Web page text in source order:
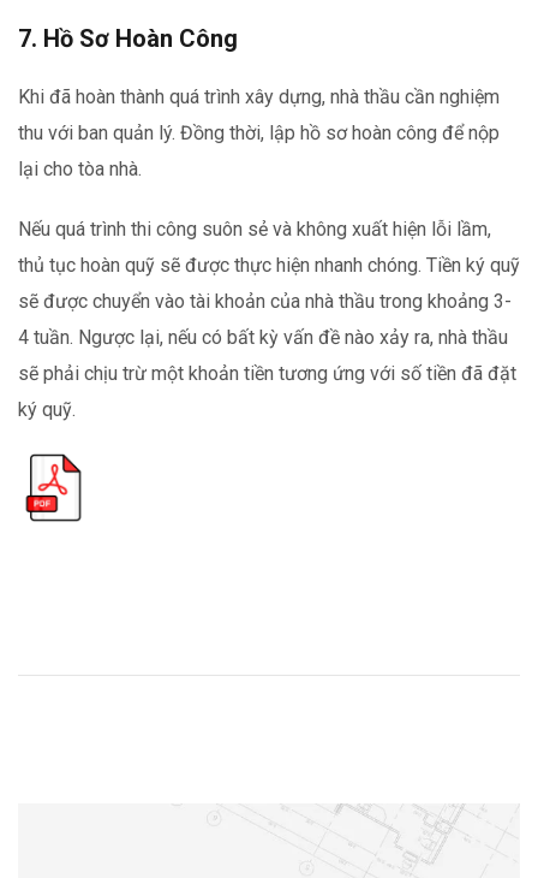
7. Hồ Sơ Hoàn Công
Khi đã hoàn thành quá trình xây dựng, nhà thầu cần nghiệm
thu với ban quản lý. Đồng thời, lập hồ sơ hoàn công để nộp
lại cho tòa nhà.
Nếu quá trình thi công suôn sẻ và không xuất hiện lỗi lầm,
thủ tục hoàn quỹ sẽ được thực hiện nhanh chóng. Tiền ký quỹ
sẽ được chuyển vào tài khoản của nhà thầu trong khoảng 3-
4 tuần. Ngược lại, nếu có bất kỳ vấn đề nào xảy ra, nhà thầu
sẽ phải chịu trừ một khoản tiền tương ứng với số tiền đã đặt
ký quỹ.